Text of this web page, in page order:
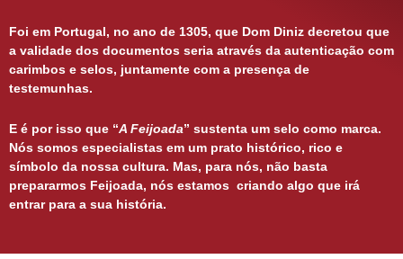
Foi em Portugal, no ano de 1305, que Dom Diniz decretou que
a validade dos documentos seria através da autenticação com
carimbos e selos, juntamente com a presença de
testemunhas.
E é por isso que “A Feijoada” sustenta um selo como marca.
Nós somos especialistas em um prato histórico, rico e
símbolo da nossa cultura. Mas, para nós, não basta
prepararmos Feijoada, nós estamos criando algo que irá
entrar para a sua história.